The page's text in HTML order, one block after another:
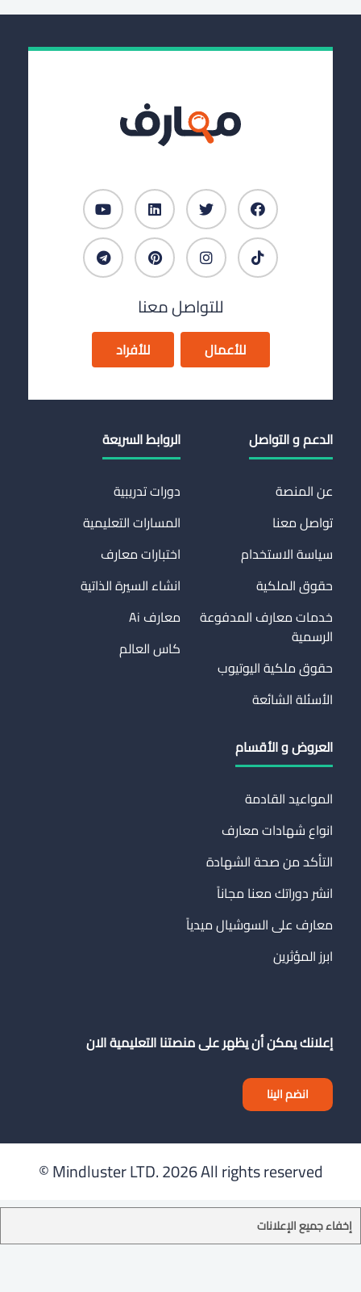
للتواصل معنا
للأعمال للأفراد
الدعم و التواصل
عن المنصة
تواصل معنا
سياسة الاستخدام
حقوق الملكية
خدمات معارف المدفوعة
الرسمية
حقوق ملكية اليوتيوب
الأسئلة الشائعة
الروابط السريعة
دورات تدريبية
المسارات التعليمية
اختبارات معارف
انشاء السيرة الذاتية
معارف Ai
كاس العالم
العروض و الأقسام
المواعيد القادمة
انواع شهادات معارف
التأكد من صحة الشهادة
انشر دوراتك معنا مجاناً
معارف على السوشيال ميدياً
ابرز المؤثرين
إعلانك يمكن أن يظهر على منصتنا التعليمية الان
انضم الينا
Mindluster LTD.2026 All rights reserved ©
إخفاء جميع الإعلانات